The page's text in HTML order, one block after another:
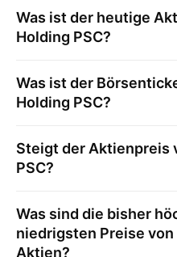
Was ist der heutige
Holding PSC?
Was ist der
Holding PSC?
Steigt der Aktienpreis
PSC?
Was sind die bisher
niedrigsten Preise von
Aktien?